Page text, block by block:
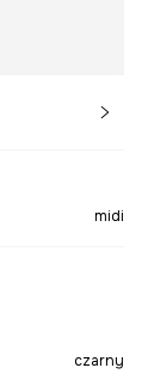
midi
czarny